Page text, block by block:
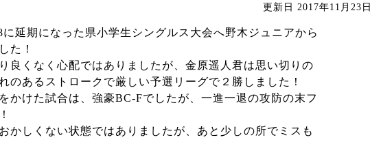
更新日 2017年11月23日
延期になった県小学生シングルス大会へ野木ジュニアから
た！
良くなく心配ではありましたが、金原遥人君は思い切りの
のあるストロークで厳しい予選リーグで２勝しました！
かけた試合は、強豪BC-Fでしたが、一進一退の攻防の末フ
かしくない状態ではありましたが、あと少しの所でミスも